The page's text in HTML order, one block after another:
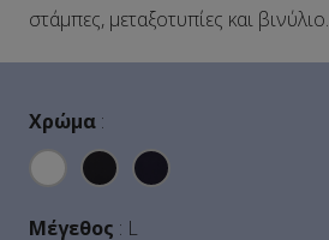
στάμπες, μεταξοτυπίες και βινύλιο.
Χρώμα :
Μέγεθος : L